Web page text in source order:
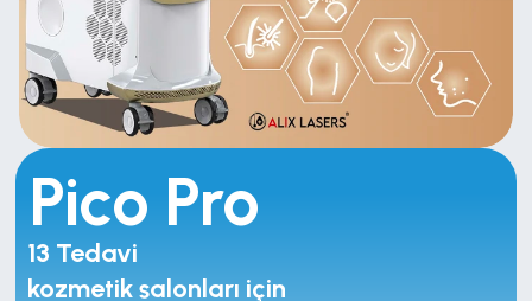
Pico Pro
13 Tedavi
kozmetik salonları için